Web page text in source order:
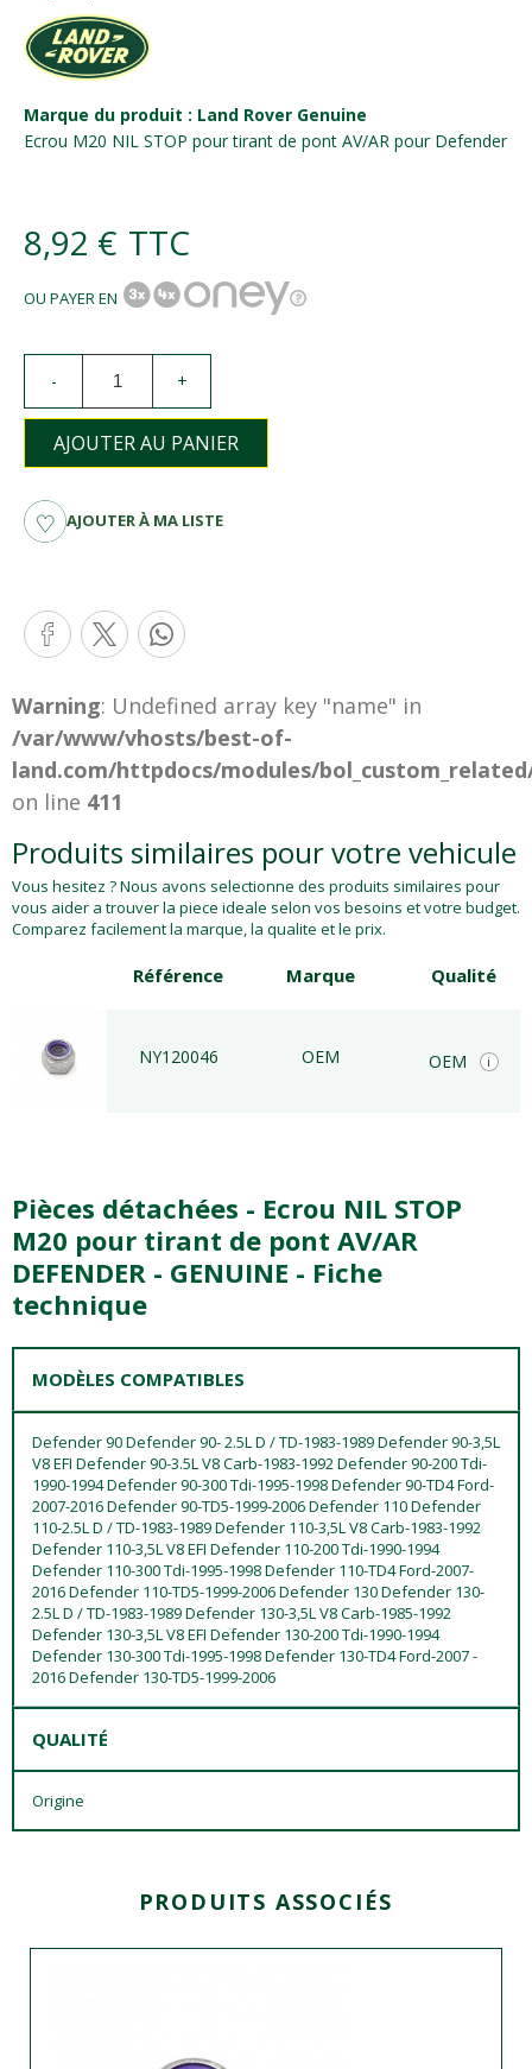
Marque du produit : Land Rover Genuine
Ecrou M20 NIL STOP pour tirant de pont AV/AR pour Defender
8,92 € TTC
OU PAYER EN
- +
AJOUTER AU PANIER
AJOUTER À MA LISTE
Warning: Undefined array key "name" in
/var/www/vhosts/best-of-
land.com/httpdocs/modules/
on line 411
Produits similaires pour votre vehicule
Vous hesitez ? Nous avons selectionne des produits similaires pour
vous aider a trouver la piece ideale selon vos besoins et votre budget.
Comparez facilement la marque, la qualite et le prix.
Référence Marque Qualité
NY120046 OEM OEM i
Pièces détachées - Ecrou NIL STOP
M20 pour tirant de pont AV/AR
DEFENDER - GENUINE - Fiche
technique
MODÈLES COMPATIBLES
Defender 90 Defender 90- 2.5L D / TD-1983-1989 Defender 90-3,5L
V8 EFI Defender 90-3.5L V8 Carb-1983-1992 Defender 90-200 Tdi-
1990-1994 Defender 90-300 Tdi-1995-1998 Defender 90-TD4 Ford-
2007-2016 Defender 90-TD5-1999-2006 Defender 110 Defender
110-2.5L D / TD-1983-1989 Defender 110-3,5L V8 Carb-1983-1992
Defender 110-3,5L V8 EFI Defender 110-200 Tdi-1990-1994
Defender 110-300 Tdi-1995-1998 Defender 110-TD4 Ford-2007-
2016 Defender 110-TD5-1999-2006 Defender 130 Defender 130-
2.5L D / TD-1983-1989 Defender 130-3,5L V8 Carb-1985-1992
Defender 130-3,5L V8 EFI Defender 130-200 Tdi-1990-1994
Defender 130-300 Tdi-1995-1998 Defender 130-TD4 Ford-2007 -
2016 Defender 130-TD5-1999-2006
QUALITÉ
Origine
PRODUITS ASSOCIÉS